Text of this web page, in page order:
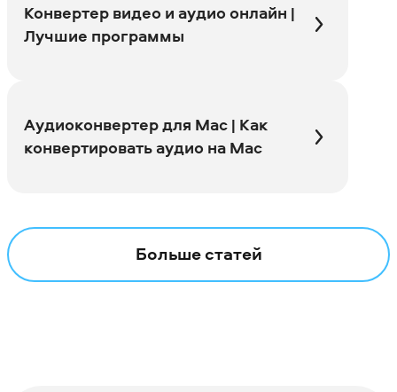
Конвертер видео и аудио онлайн |
Лучшие программы
Аудиоконвертер для Mac | Как
конвертировать аудио на Mac
Больше статей